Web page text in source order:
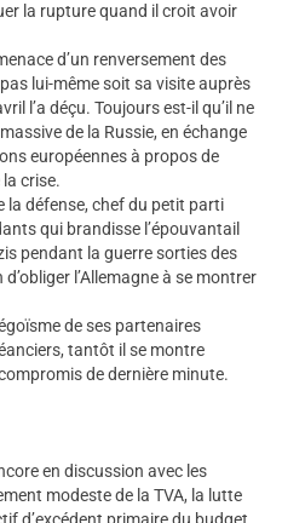
la rupture quand il croit avoir
d’un renversement des
lui-même soit sa visite auprès
l’a déçu. Toujours est-il qu’il ne
de la Russie, en échange
européennes à propos de
la crise.
la défense, chef du petit parti
qui brandisse l’épouvantail
pendant la guerre sorties des
l’Allemagne à se montrer
de ses partenaires
tantôt il se montre
de dernière minute.
en discussion avec les
modeste de la TVA, la lutte